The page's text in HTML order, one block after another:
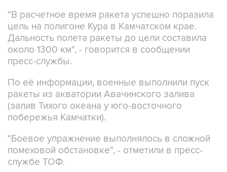
"В расчетное время ракета успешно поразила
цель на полигоне Кура в Камчатском крае.
Дальность полета ракеты до цели составила
около 1300 км", - говорится в сообщении
пресс-службы.
По её информации, военные выполнили пуск
ракеты из акватории Авачинского залива
(залив Тихого океана у юго-восточного
побережья Камчатки).
"Боевое упражнение выполнялось в сложной
помеховой обстановке", - отметили в пресс-
службе ТОФ.